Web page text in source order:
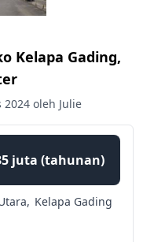
Kelapa Gading,
oleh Julie
juta (tahunan)
Kelapa Gading